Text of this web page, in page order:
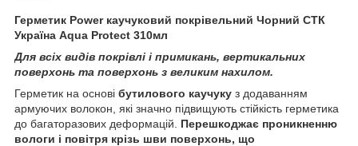
Герметик Power каучуковий покрівельний Чорний СТК
Україна Aqua Protect 310мл
Для всіх видів покрівлі і примикань, вертикальних
поверхонь та поверхонь з великим нахилом.
Герметик на основі бутилового каучуку з додаванням
армуючих волокон, які значно підвищують стійкість герметика
до багаторазових деформацій. Перешкоджає проникненню
вологи і повітря крізь шви поверхонь, що